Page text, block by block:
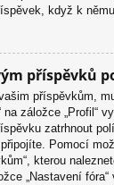
když k
příspěvků
příspěvkům,
na záložce „Profil“
zatrhnout
Pomocí
kterou
„Nastavení